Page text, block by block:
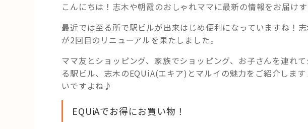
マ
友
同
士
も！
志
木
駅
カ
こんにちは！志木や朝霞のおしゃれママに最新の情報をお届けす
最近では至る所で駅ビルが出来はじめ便利になっていますね！
が2回目のリニューアルを果たしました。
ママ友とショッピング、家族でショッピング、お子さんを連れ
る駅ビル、志木のEQUiA(エキア)とマルイの魅力をご紹介しま
いですよね♪
EQUiAでお得にお買い物！